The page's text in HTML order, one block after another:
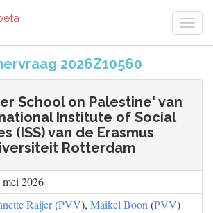
2026Z10560
School on Palestine' van
Institute of Social
(ISS) van de Erasmus
Rotterdam
mei 2026
Raijer(PVV), Maikel Boon (PVV)